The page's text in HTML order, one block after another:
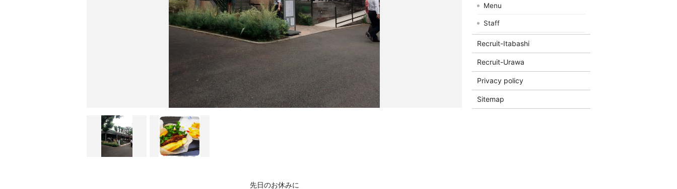
先日のお休みに
Menu
Staff
Recruit-Itabashi
Recruit-Urawa
Privacy policy
Sitemap